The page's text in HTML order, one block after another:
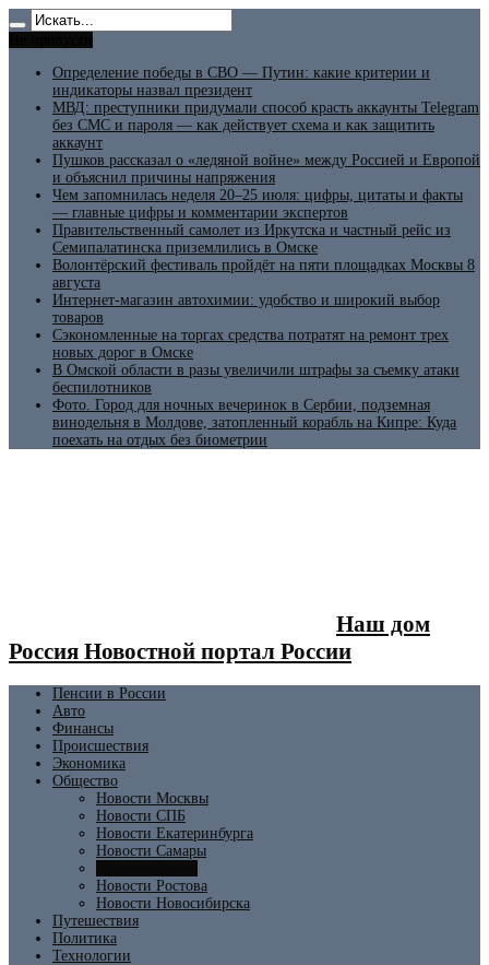
Определение победы в СВО — Путин: какие критерии и
индикаторы назвал президент
МВД: преступники придумали способ красть аккаунты Telegram
без СМС и пароля — как действует схема и как защитить
аккаунт
Пушков рассказал о «ледяной войне» между Россией и Европой
и объяснил причины напряжения
Чем запомнилась неделя 20–25 июля: цифры, цитаты и факты
— главные цифры и комментарии экспертов
Правительственный самолет из Иркутска и частный рейс из
Семипалатинска приземлились в Омске
Волонтёрский фестиваль пройдёт на пяти площадках Москвы 8
августа
Интернет-магазин автохимии: удобство и широкий выбор
товаров
Сэкономленные на торгах средства потратят на ремонт трех
новых дорог в Омске
В Омской области в разы увеличили штрафы за съемку атаки
беспилотников
Фото. Город для ночных вечеринок в Сербии, подземная
винодельня в Молдове, затопленный корабль на Кипре: Куда
поехать на отдых без биометрии
Наш дом
Россия Новостной портал России
Пенсии в России
Авто
Финансы
Происшествия
Экономика
Общество
Новости Москвы
Новости СПБ
Новости Екатеринбурга
Новости Самары
Новости Ростова
Новости Новосибирска
Путешествия
Политика
Технологии